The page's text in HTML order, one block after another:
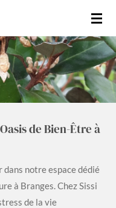
de Bien-Être à
dans notre espace dédié
à Branges. Chez Sissi
de la vie